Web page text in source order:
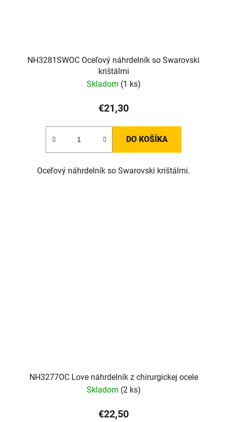
NH3281SWOC Oceľový náhrdelník so Swarovski
krištálmi
Skladom (1 ks)
€21,30
DO KOŠÍKA
Oceľový náhrdelník so Swarovski krištálmi.
NH3277OC Love náhrdelník z chirurgickej ocele
Skladom (2 ks)
€22,50